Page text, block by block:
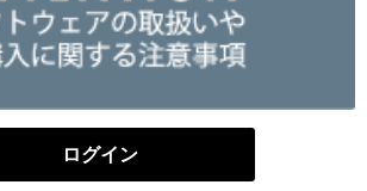
ログイン